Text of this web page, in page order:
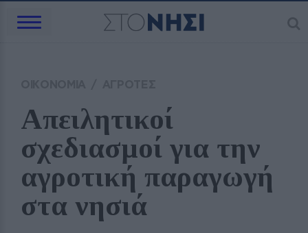
Απειλητικοί
σχεδιασμοί για την
αγροτική παραγωγή
στα νησιά